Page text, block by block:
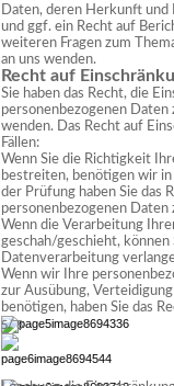
Daten, deren Herkunft
und ggf. ein Recht auf
weiteren Fragen zum
an uns wenden.
Recht auf
Sie haben das Recht, die
personenbezogenen Daten
wenden. Das Recht auf
Fällen:
Wenn Sie die Richtigkeit
bestreiten, benötigen wir
der Prüfung haben Sie das
personenbezogenen Daten
Wenn die Verarbeitung
geschah/geschieht,
Datenverarbeitung
Wenn wir Ihre
zur Ausübung,
benötigen, haben Sie das
5/ 8